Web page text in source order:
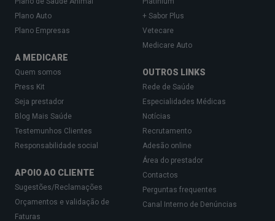
Plano Auto
Plano Empresas
A MEDICARE
Quem somos
Press Kit
Seja prestador
Blog Mais Saúde
Testemunhos Clientes
Responsabilidade social
APOIO AO CLIENTE
Sugestões/Reclamações
Orçamentos e validação de
Faturas
+ Sabor Plus
Vetecare
Medicare Auto
OUTROS LINKS
Rede de Saúde
Especialidades Médicas
Notícias
Recrutamento
Adesão online
Área do prestador
Contactos
Perguntas frequentes
Canal Interno de Denúncias